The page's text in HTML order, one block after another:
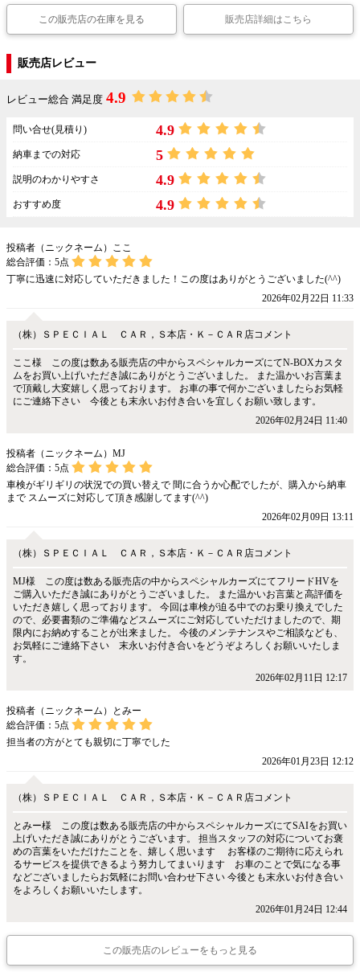
この販売店の在庫を見る 販売店詳細はこちら
販売店レビュー
レビュー総合 満足度 4.9
問い合せ(見積り) 4.9
納車までの対応 5
説明のわかりやすさ 4.9
おすすめ度 4.9
投稿者（ニックネーム）ここ
総合評価： 5点
丁寧に迅速に対応していただきました！この度はありがとうございました(^^)
2026年02月22日 11:33
（株）ＳＰＥＣＩＡＬ ＣＡＲ，Ｓ本店・Ｋ－ＣＡＲ店コメント
ここ様 この度は数ある販売店の中からスペシャルカーズにてN-BOXカスタ
ムをお買い上げいただき誠にありがとうございました。 また温かいお言葉ま
で頂戴し大変嬉しく思っております。 お車の事で何かございましたらお気軽
にご連絡下さい 今後とも末永いお付き合いを宜しくお願い致します。
2026年02月24日 11:40
投稿者（ニックネーム）MJ
総合評価： 5点
車検がギリギリの状況での買い替えで 間に合うか心配でしたが、購入から納車
まで スムーズに対応して頂き感謝してます(^^)
2026年02月09日 13:11
（株）ＳＰＥＣＩＡＬ ＣＡＲ，Ｓ本店・Ｋ－ＣＡＲ店コメント
MJ様 この度は数ある販売店の中からスペシャルカーズにてフリードHVを
ご購入いただき誠にありがとうございました。 また温かいお言葉と高評価を
いただき嬉しく思っております。 今回は車検が迫る中でのお乗り換えでした
ので、必要書類のご準備などスムーズにご対応していただけましたので、期
限内にお納めすることが出来ました。 今後のメンテナンスやご相談なども、
お気軽にご連絡下さい 末永いお付き合いをどうぞよろしくお願いいたしま
す。
2026年02月11日 12:17
投稿者（ニックネーム）とみー
総合評価： 5点
担当者の方がとても親切に丁寧でした
2026年01月23日 12:12
（株）ＳＰＥＣＩＡＬ ＣＡＲ，Ｓ本店・Ｋ－ＣＡＲ店コメント
とみー様 この度は数ある販売店の中からスペシャルカーズにてSAIをお買い
上げいただき誠にありがとうございます。 担当スタッフの対応についてお褒
めの言葉をいただけたことを、嬉しく思います お客様のご期待に応えられ
るサービスを提供できるよう努力してまいります お車のことで気になる事
などございましたらお気軽にお問い合わせ下さい 今後とも末永いお付き合い
をよろしくお願いいたします。
2026年01月24日 12:44
この販売店のレビューをもっと見る